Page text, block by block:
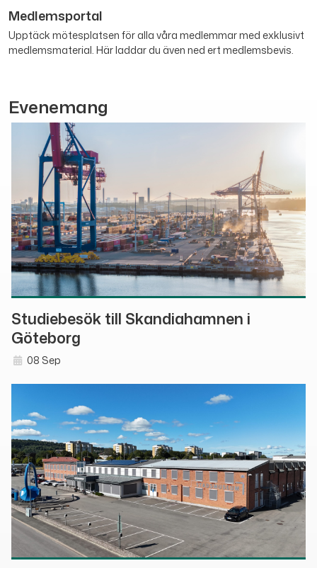
Medlemsportal
Upptäck mötesplatsen för alla våra medlemmar med exklusivt
medlemsmaterial. Här laddar du även ned ert medlemsbevis.
Evenemang
Studiebesök till Skandiahamnen i
Göteborg
08 Sep